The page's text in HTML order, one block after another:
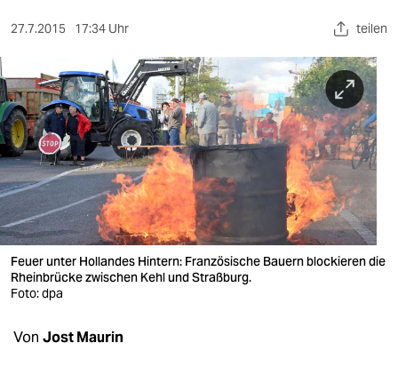
berlin
nord
wahrheit
verlag
verlag
veranstaltungen
27.7.2015 17:34 Uhr teilen
Feuer unter Hollandes Hintern: Französische Bauern blockieren die
Rheinbrücke zwischen Kehl und Straßburg.
Foto: dpa
Von Jost Maurin